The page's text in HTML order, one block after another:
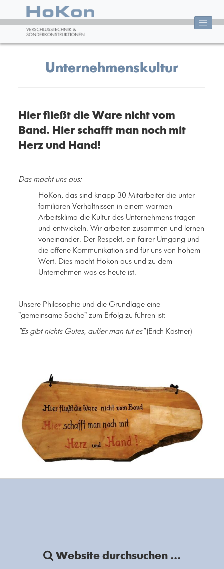
Unternehmenskultur
Hier fließt die Ware nicht vom
Band. Hier schafft man noch mit
Herz und Hand!
Das macht uns aus:
HoKon, das sind knapp 30 Mitarbeiter die unter
familiären Verhältnissen in einem warmen
Arbeitsklima die Kultur des Unternehmens tragen
und entwickeln. Wir arbeiten zusammen und lernen
voneinander. Der Respekt, ein fairer Umgang und
die offene Kommunikation sind für uns von hohem
Wert. Dies macht Hokon aus und zu dem
Unternehmen was es heute ist.
Unsere Philosophie und die Grundlage eine
"gemeinsame Sache" zum Erfolg zu führen ist:
"Es gibt nichts Gutes, außer man tut es"(Erich Kästner)
Website durchsuchen ...